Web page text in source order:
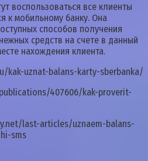
воспользоваться все клиенты
к мобильному банку. Она
способов получения
средств на счете в данный
нахождения клиента.
kak-uznat-balans-karty-sberbanka/
407606/kak-proverit-
last-articles/uznaem-balans-
sms